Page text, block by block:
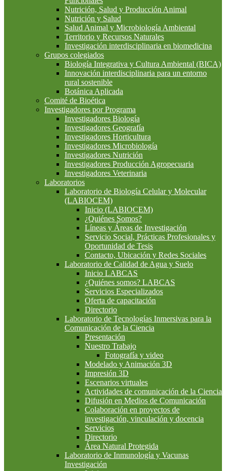
Nutrición, Salud y Producción Animal
Nutrición y Salud
Salud Animal y Microbiología Ambiental
Territorio y Recursos Naturales
Investigación interdisciplinaria en biomedicina
Grupos colegiados
Biología Integrativa y Cultura Ambiental (BICA)
Innovación interdisciplinaria para un entorno
rural sostenible
Botánica Aplicada
Comité de Bioética
Investigadores por Programa
Investigadores Biología
Investigadores Geografía
Investigadores Horticultura
Investigadores Microbiología
Investigadores Nutrición
Investigadores Producción Agropecuaria
Investigadores Veterinaria
Laboratorios
Laboratorio de Biología Celular y Molecular
(LABIOCEM)
Inicio (LABIOCEM)
¿Quiénes Somos?
Líneas y Áreas de Investigación
Servicio Social, Prácticas Profesionales y
Oportunidad de Tesis
Contacto, Ubicación y Redes Sociales
Laboratorio de Calidad de Agua y Suelo
Inicio LABCAS
¿Quiénes somos? LABCAS
Servicios Especializados
Oferta de capacitación
Directorio
Laboratorio de Tecnologías Inmersivas para la
Comunicación de la Ciencia
Presentación
Nuestro Trabajo
Fotografía y video
Modelado y Animación 3D
Impresión 3D
Escenarios virtuales
Actividades de comunicación de la Ciencia
Difusión en Medios de Comunicación
Colaboración en proyectos de
investigación, vinculación y docencia
Servicios
Directorio
Área Natural Protegida
Laboratorio de Inmunología y Vacunas
Investigación